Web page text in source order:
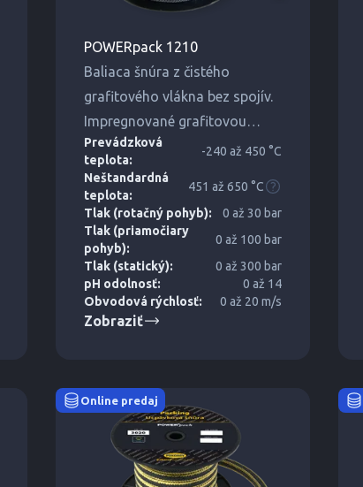
POWERpack 1210
Baliaca šnúra z čistého
grafitového vlákna bez spojív.
Impregnované grafitovou
disperziou s inhibítorom
korózie. Dobrá chemická a
mechanická odolnosť.
Prevádzková
teplota:
-240 až 450 °C
Neštandardná
teplota:
451 až 650 °C
Tlak (rotačný pohyb):
0 až 30 bar
Tlak (priamočiary
pohyb):
0 až 100 bar
Tlak (statický):
0 až 300 bar
pH odolnosť:
0 až 14
Obvodová rýchlosť:
0 až 20 m/s
Zobraziť
Online predaj